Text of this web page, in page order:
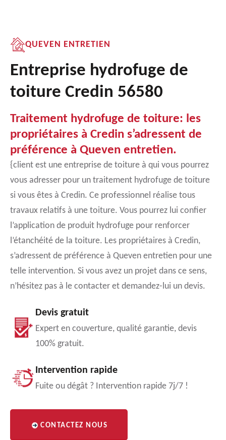
QUEVEN ENTRETIEN
Entreprise hydrofuge de
toiture Credin 56580
Traitement hydrofuge de toiture: les
propriétaires à Credin s’adressent de
préférence à Queven entretien.
{client est une entreprise de toiture à qui vous pourrez
vous adresser pour un traitement hydrofuge de toiture
si vous êtes à Credin. Ce professionnel réalise tous
travaux relatifs à une toiture. Vous pourrez lui confier
l’application de produit hydrofuge pour renforcer
l’étanchéité de la toiture. Les propriétaires à Credin,
s’adressent de préférence à Queven entretien pour une
telle intervention. Si vous avez un projet dans ce sens,
n’hésitez pas à le contacter et demandez-lui un devis.
Devis gratuit
Expert en couverture, qualité garantie, devis
100% gratuit.
Intervention rapide
Fuite ou dégât ? Intervention rapide 7j/7 !
CONTACTEZ NOUS